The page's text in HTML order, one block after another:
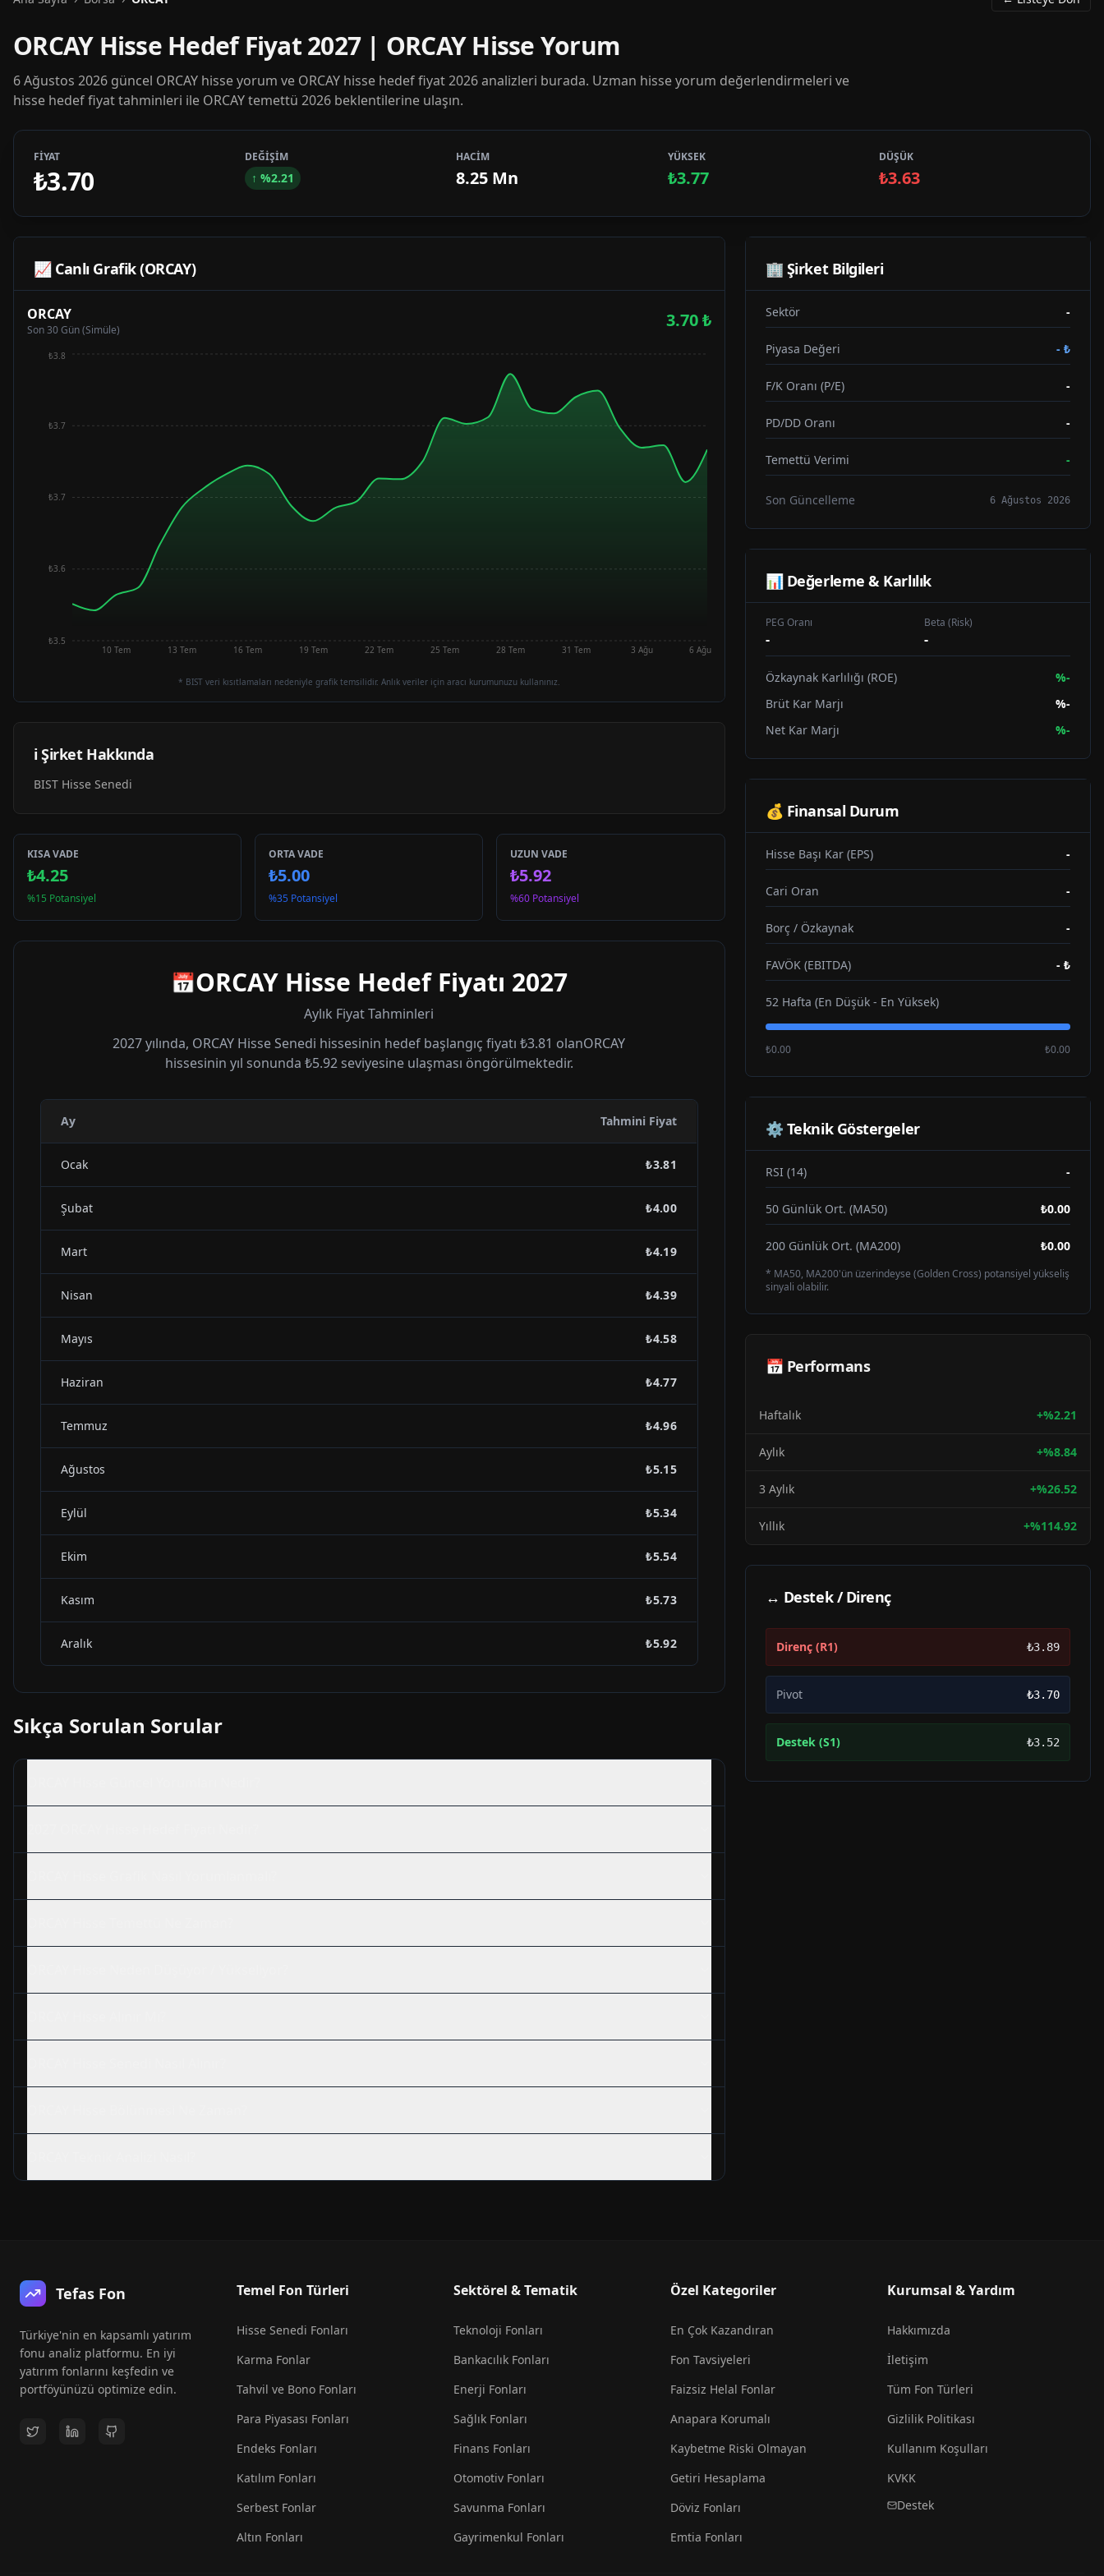
ORCAY Hisse Hedef Fiyat 2027 | ORCAY Hisse Yorum
6 Ağustos 2026 güncel ORCAY hisse yorum ve ORCAY hisse hedef fiyat 2026 analizleri burada. Uzman hisse yorum değerlendirmeleri ve
hisse hedef fiyat tahminleri ile ORCAY temettü 2026 beklentilerine ulaşın.
FİYAT
₺3.70
DEĞİŞİM
↑ %2.21
HACİM
8.25 Mn
YÜKSEK
₺3.77
DÜŞÜK
₺3.63
📈 Canlı Grafik (ORCAY)
ORCAY
Son 30 Gün (Simüle) 3.70₺
10 Tem 13 Tem 16 Tem 19 Tem 22 Tem 25 Tem 28 Tem 31 Tem 3 Ağu 6 Ağu
₺3.5
₺3.6
₺3.7
₺3.7
₺3.8
* BIST veri kısıtlamaları nedeniyle grafik temsilidir. Anlık veriler için aracı kurumunuzu kullanınız.
ℹ️ Şirket Hakkında
BIST Hisse Senedi
KISA VADE
₺4.25
%15 Potansiyel
ORTA VADE
₺5.00
%35 Potansiyel
UZUN VADE
₺5.92
%60 Potansiyel
📅ORCAYHisse Hedef Fiyatı 2027
Aylık Fiyat Tahminleri
2027yılında, ORCAY Hisse Senedi hissesinin hedef başlangıç fiyatı₺3.81 olanORCAY
hissesinin yıl sonunda ₺5.92seviyesine ulaşması öngörülmektedir.
Ay Tahmini Fiyat
Ocak ₺3.81
Şubat ₺4.00
Mart ₺4.19
Nisan ₺4.39
Mayıs ₺4.58
Haziran ₺4.77
Temmuz ₺4.96
Ağustos ₺5.15
Eylül ₺5.34
Ekim ₺5.54
Kasım ₺5.73
Aralık ₺5.92
Sıkça Sorulan Sorular
🏢 Şirket Bilgileri
Sektör -
Piyasa Değeri - ₺
F/K Oranı (P/E) -
PD/DD Oranı -
Temettü Verimi -
Son Güncelleme 6 Ağustos 2026
📊 Değerleme & Karlılık
PEG Oranı
-
Beta (Risk)
-
Özkaynak Karlılığı (ROE) %-
Brüt Kar Marjı
%-
Net Kar Marjı
%-
💰 Finansal Durum
Hisse Başı Kar (EPS) -
Cari Oran -
Borç / Özkaynak -
FAVÖK (EBITDA) - ₺
52 Hafta (En Düşük - En Yüksek)
₺0.00 ₺0.00
⚙️ Teknik Göstergeler
RSI (14) -
50 Günlük Ort. (MA50) ₺0.00
200 Günlük Ort. (MA200) ₺0.00
* MA50, MA200'ün üzerindeyse (Golden Cross) potansiyel yükseliş
sinyali olabilir.
📅 Performans
Haftalık +%2.21
Aylık +%8.84
3 Aylık +%26.52
Yıllık +%114.92
↔ Destek / Direnç
Direnç (R1) ₺3.89
Pivot ₺3.70
Destek (S1) ₺3.52
Tefas Fon
Türkiye'nin en kapsamlı yatırım
fonu analiz platformu. En iyi
yatırım fonlarını keşfedin ve
portföyünüzü optimize edin.
Temel Fon Türleri
Hisse Senedi Fonları
Karma Fonlar
Tahvil ve Bono Fonları
Para Piyasası Fonları
Endeks Fonları
Katılım Fonları
Serbest Fonlar
Altın Fonları
Sektörel & Tematik
Teknoloji Fonları
Bankacılık Fonları
Enerji Fonları
Sağlık Fonları
Finans Fonları
Otomotiv Fonları
Savunma Fonları
Gayrimenkul Fonları
Özel Kategoriler
En Çok Kazandıran
Fon Tavsiyeleri
Faizsiz Helal Fonlar
Anapara Korumalı
Kaybetme Riski Olmayan
Getiri Hesaplama
Döviz Fonları
Emtia Fonları
Kurumsal & Yardım
Hakkımızda
İletişim
Tüm Fon Türleri
Gizlilik Politikası
Kullanım Koşulları
KVKK
Destek